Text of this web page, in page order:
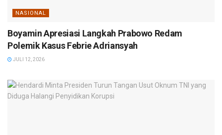
NASIONAL
Boyamin Apresiasi Langkah Prabowo Redam
Polemik Kasus Febrie Adriansyah
JULI 12, 2026